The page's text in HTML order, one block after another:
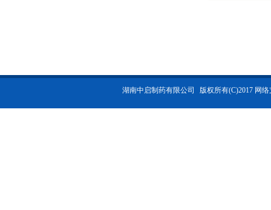
湖南中启制药有限公司 版权所有(C)2017 网